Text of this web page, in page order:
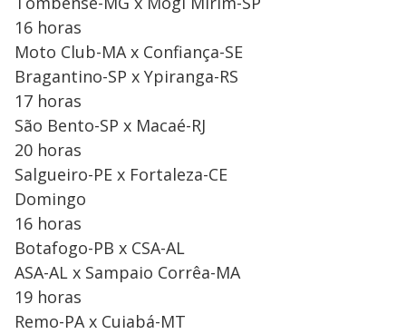
16 horas
Moto Club-MA x Confiança-SE
Bragantino-SP x Ypiranga-RS
17 horas
São Bento-SP x Macaé-RJ
20 horas
Salgueiro-PE x Fortaleza-CE
Domingo
16 horas
Botafogo-PB x CSA-AL
ASA-AL x Sampaio Corrêa-MA
19 horas
Remo-PA x Cuiabá-MT